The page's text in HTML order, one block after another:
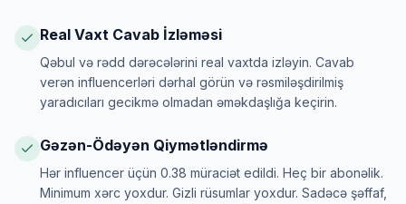
Real Vaxt Cavab İzləməsi
Qəbul və rədd dərəcələrini real vaxtda izləyin. Cavab
verən influencerləri dərhal görün və rəsmiləşdirilmiş
yaradıcıları gecikmə olmadan əməkdaşlığa keçirin.
Gəzən-Ödəyən Qiymətləndirmə
Hər influencer üçün 0.38 müraciət edildi. Heç bir abonəlik.
Minimum xərc yoxdur. Gizli rüsumlar yoxdur. Sadəcə şəffaf,